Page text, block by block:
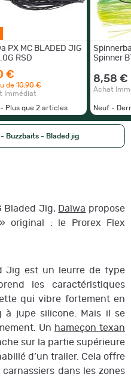
PX MC BLADED JIG
RSD
€
de 10,90 €
Immédiat
Plus que 2 articles
Spinner
8,58 €
Achat
Neuf -
Buzzbaits - Bladed jig
Bladed Jig, Daïwa propose
original : le Prorex Flex
Jig est un leurre de type
les caractéristiques
qui vibre fortement en
à jupe silicone. Mais il se
Un hameçon texan
sur la partie supérieure
d’un trailer. Cela offre
dans les zones